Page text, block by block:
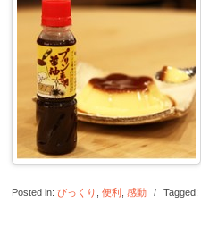
Posted in: びっくり 便利 感動 / Tagged: